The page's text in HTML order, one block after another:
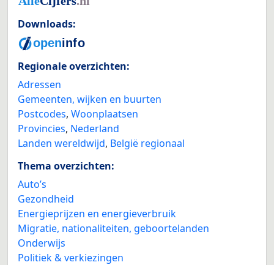
Downloads:
Regionale overzichten:
Adressen
Gemeenten, wijken en buurten
Postcodes, Woonplaatsen
Provincies, Nederland
Landen wereldwijd, België regionaal
Thema overzichten:
Auto’s
Gezondheid
Energieprijzen en energieverbruik
Migratie, nationaliteiten, geboortelanden
Onderwijs
Politiek & verkiezingen